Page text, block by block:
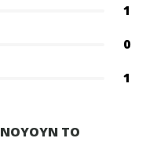
1
0
1
ΤΟ